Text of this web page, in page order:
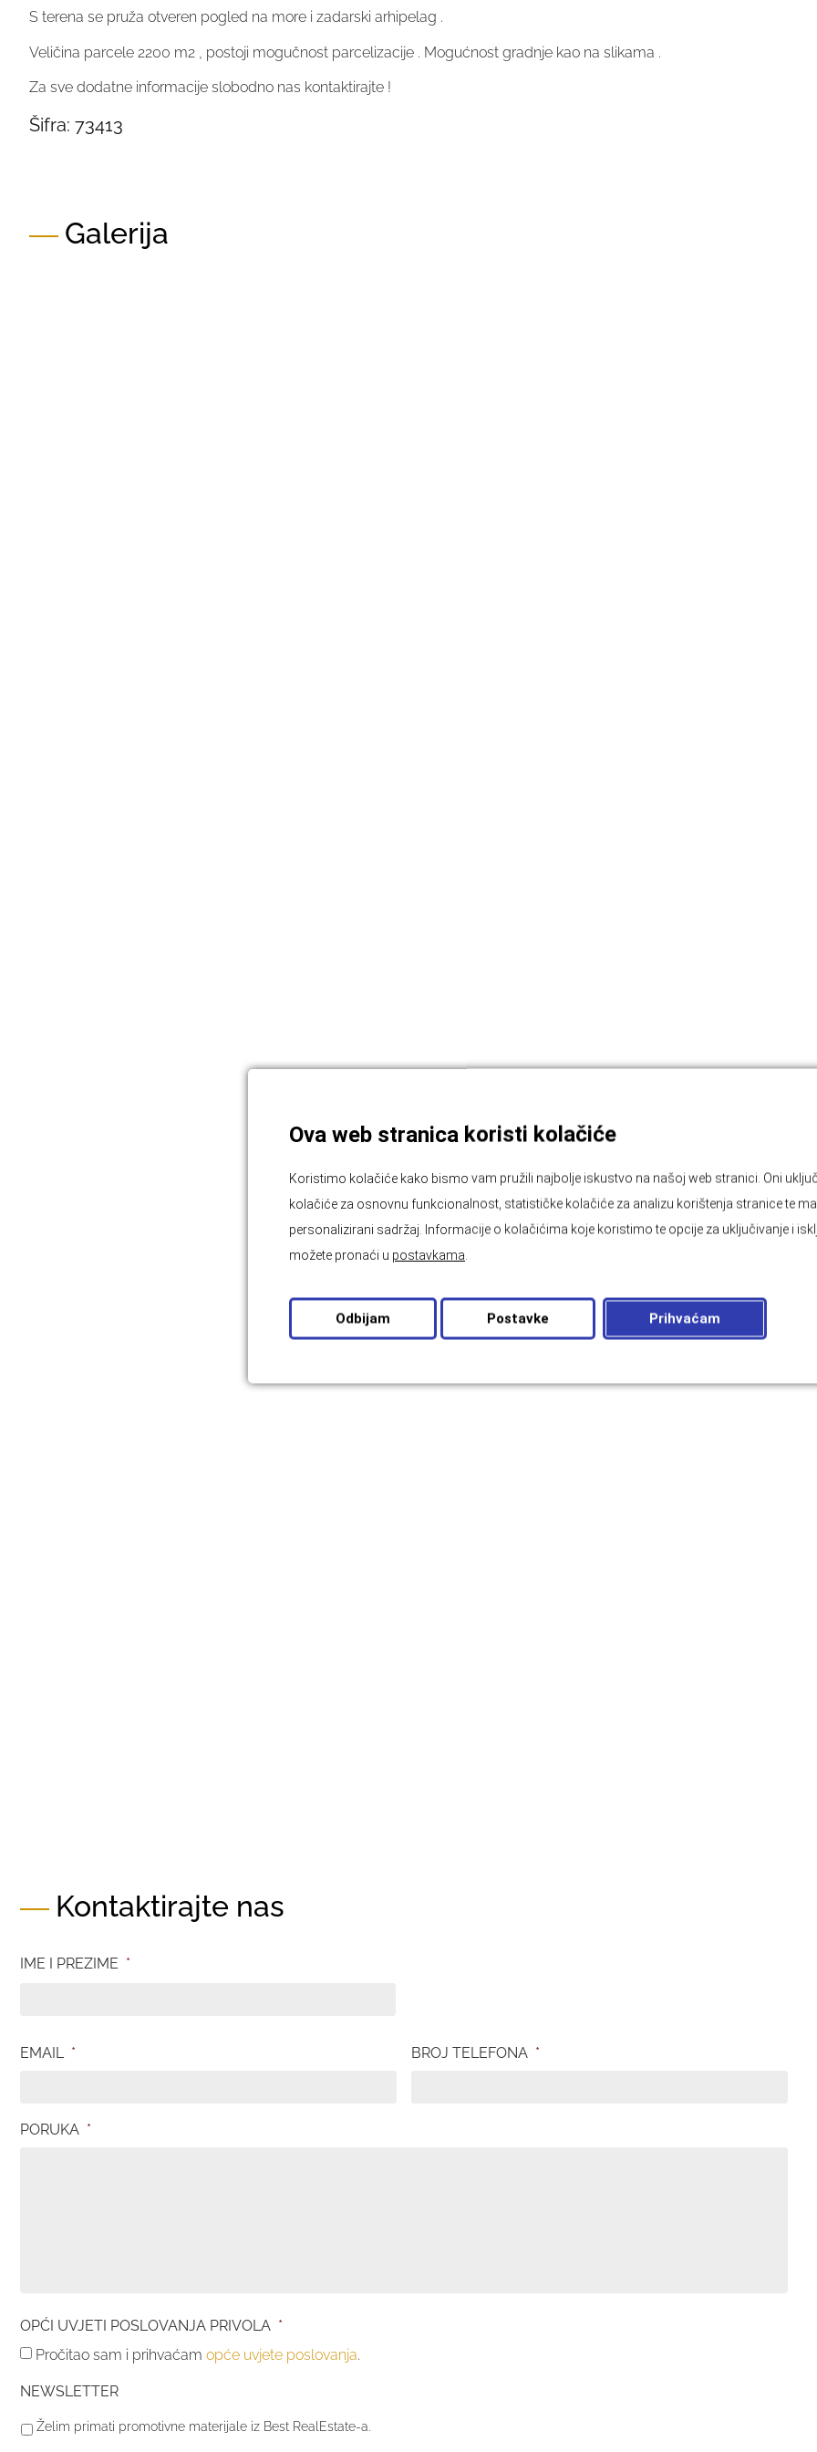
S terena se pruža otveren pogled na more i zadarski arhipelag .
Veličina parcele 2200 m2 , postoji mogučnost parcelizacije . Mogućnost gradnje kao na slikama .
Za sve dodatne informacije slobodno nas kontaktirajte !
Šifra: 73413
Galerija
Kontaktirajte nas
IME I PREZIME *
EMAIL * BROJ TELEFONA *
PORUKA *
OPĆI UVJETI POSLOVANJA PRIVOLA *
Pročitao sam i prihvaćam opće uvjete poslovanja.
NEWSLETTER
Želim primati promotivne materijale iz Best RealEstate-a.
Ova web stranica koristi kolačiće
Koristimo kolačiće kako bismo vam pružili najbolje iskustvo na našoj web stranici. Oni
kolačiće za osnovnu funkcionalnost, statističke kolačiće za analizu korištenja stranice te
personalizirani sadržaj. Informacije o kolačićima koje koristimo te opcije za uključivanje i
možete pronaći u postavkama
Prihvaćam
Odbijam Postavke